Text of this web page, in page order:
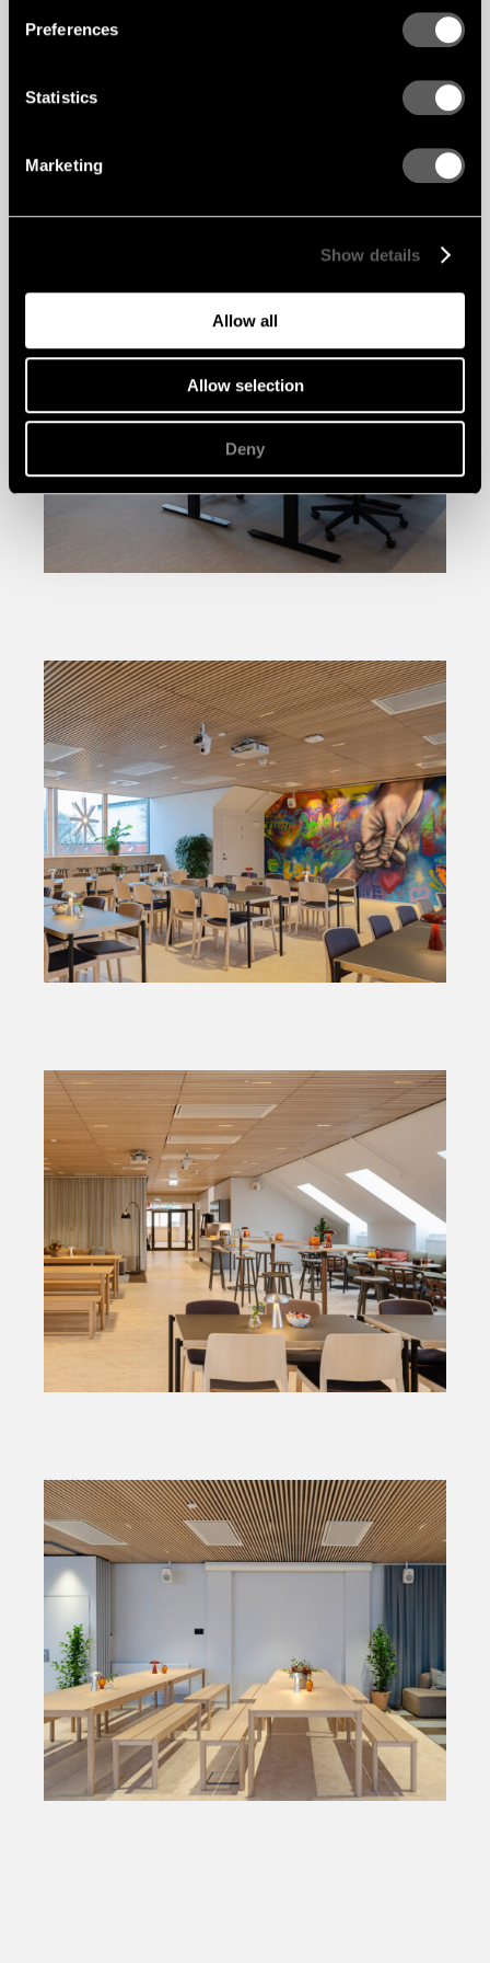
Preferences
Statistics
Marketing
Show details
Allow all
Allow selection
Deny